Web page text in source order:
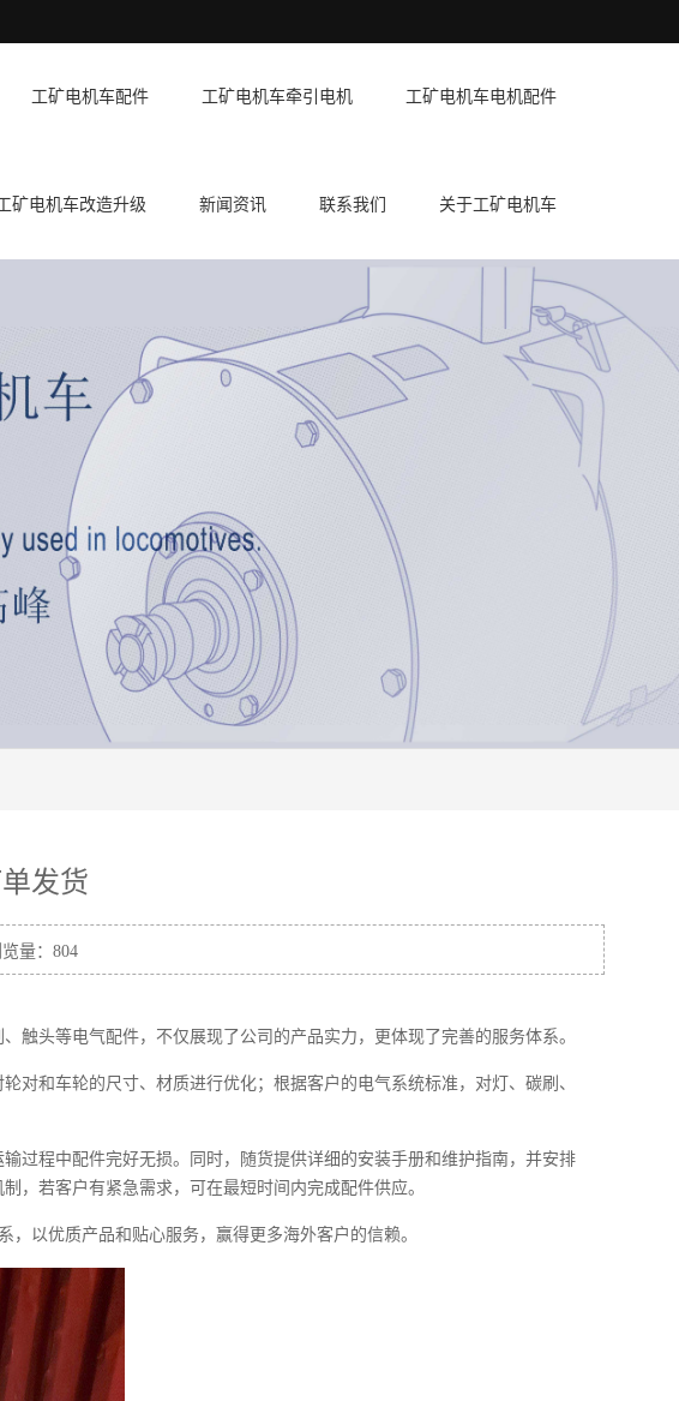
工矿电机车配件 工矿电机车牵引电机 工矿电机车电机配件
矿电机车改造升级 新闻资讯 联系我们 关于工矿电机车
发货
量： 804
触头等电气配件，不仅展现了公司的产品实力，更体现了完善的服务体系。
和车轮的尺寸、材质进行优化；根据客户的电气系统标准，对灯、碳刷、
过程中配件完好无损。同时，随货提供详细的安装手册和维护指南，并安排
，若客户有紧急需求，可在最短时间内完成配件供应。
以优质产品和贴心服务，赢得更多海外客户的信赖。